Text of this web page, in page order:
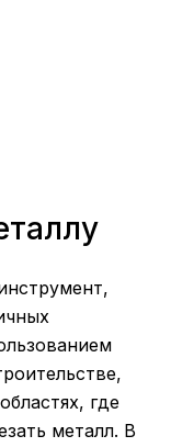
где
металл. В